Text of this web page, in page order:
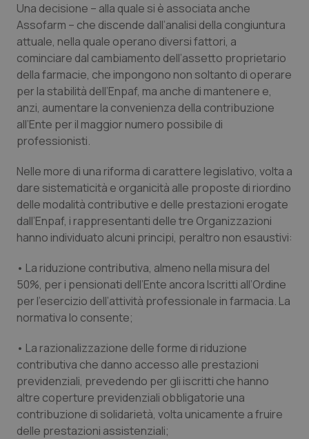
Marche
Molise
Piemonte
Provincia Autonoma di Bolzano
Provincia Autonoma di Trento
Puglia
Sardegna
Sicilia
Toscana
Umbria
Valle D’Aosta
Veneto
Donna & Salute
Epatiti
HIV
Infezioni & Febbre
Ipertensione & Scompenso
Malattie rare
Malattia di Crohn & Rettocolite Ulcerosa
Neuroscienze & patologie neurodegenerative
Obesità
Oftalmologia
Oncodermatologia
Oncoematologia
Una decisione – alla quale si è associata anche
Assofarm – che discende dall’analisi della congiuntura
attuale, nella quale operano diversi fattori, a
cominciare dal cambiamento dell’assetto proprietario
della farmacie, che impongono non soltanto di operare
per la stabilità dell’Enpaf, ma anche di mantenere e,
anzi, aumentare la convenienza della contribuzione
all’Ente per il maggior numero possibile di
professionisti.
Nelle more di una riforma di carattere legislativo, volta a
dare sistematicità e organicità alle proposte di riordino
delle modalità contributive e delle prestazioni erogate
dall’Enpaf, i rappresentanti delle tre Organizzazioni
hanno individuato alcuni principi, peraltro non esaustivi:
• La riduzione contributiva, almeno nella misura del
50%, per i pensionati dell’Ente ancora Iscritti all’Ordine
per l’esercizio dell’attività professionale in farmacia. La
normativa lo consente;
• La razionalizzazione delle forme di riduzione
contributiva che danno accesso alle prestazioni
previdenziali, prevedendo per gli iscritti che hanno
altre coperture previdenziali obbligatorie una
contribuzione di solidarietà, volta unicamente a fruire
delle prestazioni assistenziali;